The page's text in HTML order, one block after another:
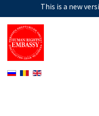
This is a new